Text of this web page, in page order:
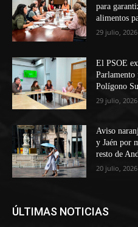
para
alimentos
29 julio, 2026
El PSOE
Parlamento
Polígono
29 julio, 2026
Aviso
y Jaén por
resto de
20 julio, 2026
ÚLTIMAS NOTICIAS